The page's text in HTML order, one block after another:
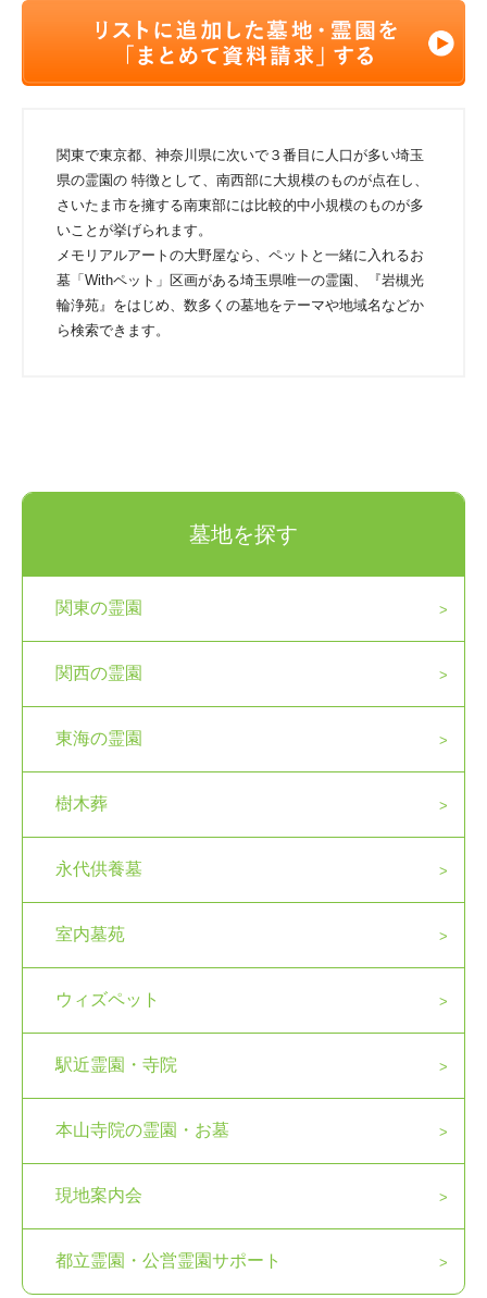
関東で東京都、神奈川県に次いで３番目に人口が多い埼玉
県の霊園の 特徴として、南西部に大規模のものが点在し、
さいたま市を擁する南東部には比較的中小規模のものが多
いことが挙げられます。
メモリアルアートの大野屋なら、ペットと一緒に入れるお
墓「Withペット」区画がある埼玉県唯一の霊園、『岩槻光
輪浄苑』をはじめ、数多くの墓地をテーマや地域名などか
ら検索できます。
墓地を探す
関東の霊園
関西の霊園
東海の霊園
樹木葬
永代供養墓
室内墓苑
ウィズペット
駅近霊園・寺院
本山寺院の霊園・お墓
現地案内会
都立霊園・公営霊園サポート